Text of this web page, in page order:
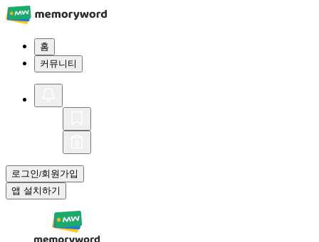
홈
커뮤니티
로그인/회원가입
앱 설치하기